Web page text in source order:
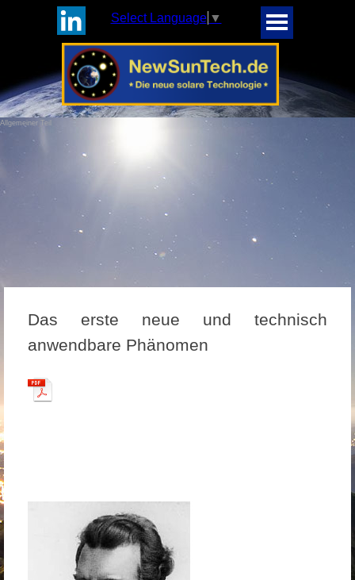
Select Language ▼
Allgemeiner Teil
Das erste neue und technisch
anwendbare Phänomen